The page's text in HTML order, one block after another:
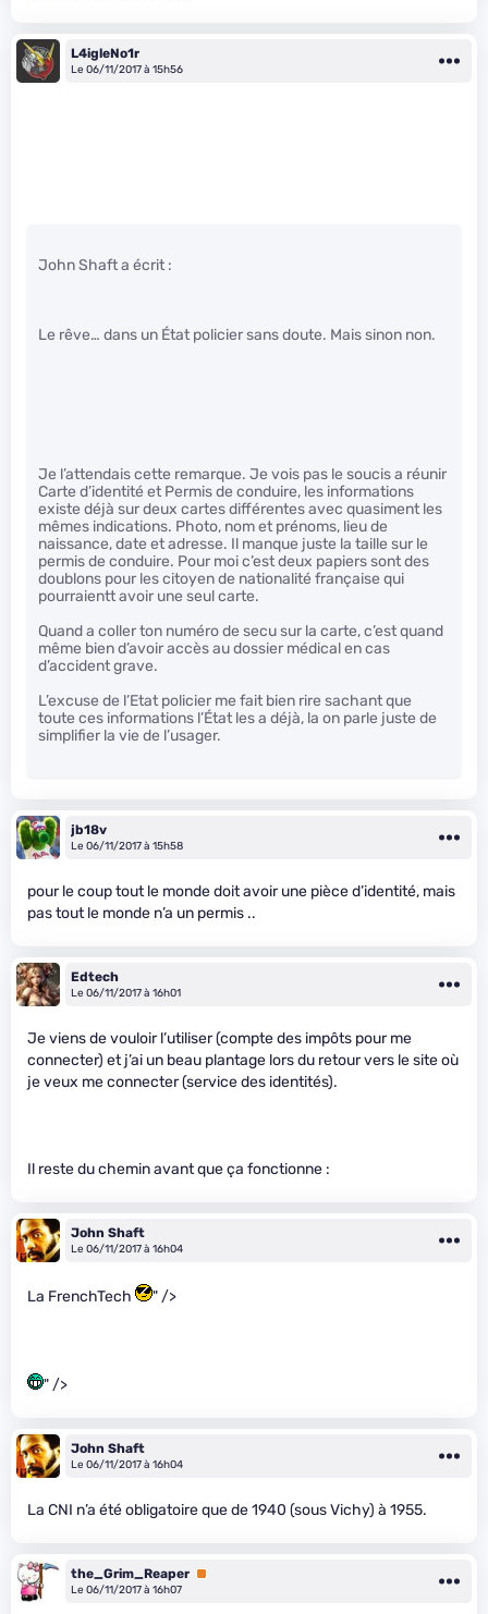
L4igleNo1r
Le 06/11/2017 à 15h56
John Shaft a écrit :
Le rêve… dans un État policier sans doute. Mais sinon non.
Je l’attendais cette remarque. Je vois pas le soucis a réunir
Carte d’identité et Permis de conduire, les informations
existe déjà sur deux cartes différentes avec quasiment les
mêmes indications. Photo, nom et prénoms, lieu de
naissance, date et adresse. Il manque juste la taille sur le
permis de conduire. Pour moi c’est deux papiers sont des
doublons pour les citoyen de nationalité française qui
pourraientt avoir une seul carte.
Quand a coller ton numéro de secu sur la carte, c’est quand
même bien d’avoir accès au dossier médical en cas
d’accident grave.
L’excuse de l’Etat policier me fait bien rire sachant que
toute ces informations l’État les a déjà, la on parle juste de
simplifier la vie de l’usager.
jb18v
Le 06/11/2017 à 15h58
pour le coup tout le monde doit avoir une pièce d’identité, mais
pas tout le monde n’a un permis ..
Edtech
Le 06/11/2017 à 16h01
Je viens de vouloir l’utiliser (compte des impôts pour me
connecter) et j’ai un beau plantage lors du retour vers le site où
je veux me connecter (service des identités).
Il reste du chemin avant que ça fonctionne :
John Shaft
Le 06/11/2017 à 16h04
La FrenchTech " />
" />
John Shaft
Le 06/11/2017 à 16h04
La CNI n’a été obligatoire que de 1940 (sous Vichy) à 1955.
the_Grim_Reaper Premium
Le 06/11/2017 à 16h07